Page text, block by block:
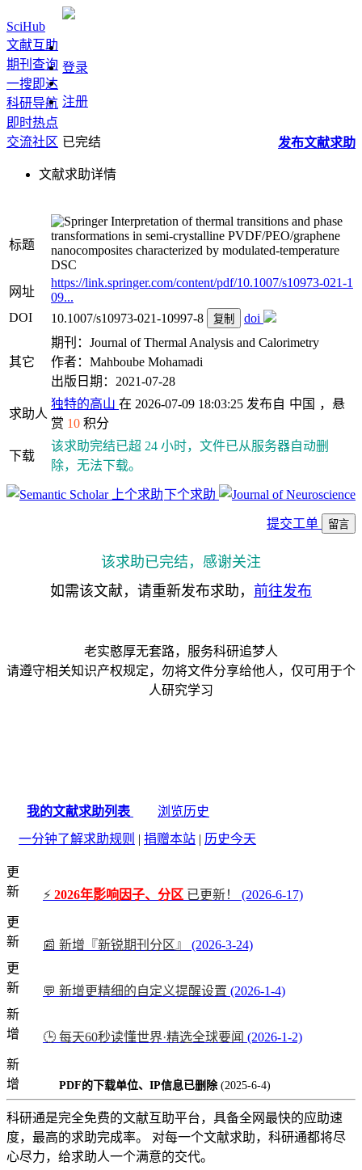
SciHub
文献互助
期刊查询
一搜即达
科研导航
即时热点
交流社区
登录
注册
发布文献求助
已完结
文献求助详情
标题
Interpretation of thermal transitions and phase
transformations in semi-crystalline PVDF/PEO/graphene
nanocomposites characterized by modulated-temperature
DSC
网址
https://link.springer.com/content/pdf/10.1007/s10973-021-1
09...
DOI
10.1007/s10973-021-10997-8 复制 doi
其它
期刊：Journal of Thermal Analysis and Calorimetry
作者：Mahboube Mohamadi
出版日期：2021-07-28
求助人
独特的高山 在 2026-07-09 18:03:25 发布自 中国 ，悬
赏 10 积分
下载
该求助完结已超 24 小时，文件已从服务器自动删
除，无法下载。
上个求助下个求助
提交工单 留言
该求助已完结，感谢关注
如需该文献，请重新发布求助， 前往发布
老实憨厚无套路，服务科研追梦人
请遵守相关知识产权规定，勿将文件分享给他人，仅可用于个
人研究学习
我的文献求助列表
浏览历史
一分钟了解求助规则 | 捐赠本站 | 历史今天
更
新
⚡ 2026年影响因子、分区 已更新！
(2026-6-17)
更
新
📰 新增『新锐期刊分区』
(2026-3-24)
更
新
💬 新增更精细的自定义提醒设置 (2026-1-4)
新
增
🕒 每天60秒读懂世界·精选全球要闻 (2026-1-2)
新
增
PDF的下载单位、IP信息已删除 (2025-6-4)
科研通是完全免费的文献互助平台，具备全网最快的应助速
度，最高的求助完成率。 对每一个文献求助，科研通都将尽
心尽力，给求助人一个满意的交代。